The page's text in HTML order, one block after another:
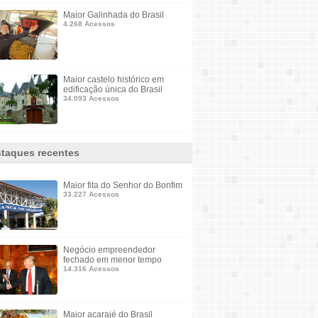
Maior Galinhada do Brasil
4.268 Acessos
Maior castelo histórico em
edificação única do Brasil
34.093 Acessos
recentes
Maior fita do Senhor do Bonfim
33.227 Acessos
Negócio empreendedor
fechado em menor tempo
14.316 Acessos
Maior acarajé do Brasil